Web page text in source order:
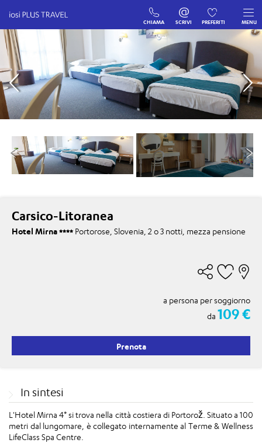
CHIAMA SCRIVI PREFERITI MENU
Carsico-Litoranea
Hotel Mirna Portorose, Slovenia, 2 o 3 notti, mezza pensione
a persona per soggiorno
da 109 €
Prenota
In sintesi
L'Hotel Mirna 4* si trova nella città costiera di Portorož. Situato a 100
metri dal lungomare, è collegato internamente al Terme & Wellness
LifeClass Spa Centre.